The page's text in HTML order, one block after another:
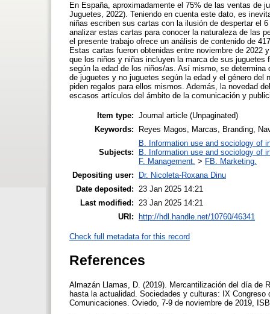
En España, aproximadamente el 75% de las ventas de
Juguetes, 2022). Teniendo en cuenta este dato, es
niñas escriben sus cartas con la ilusión de despertar el
analizar estas cartas para conocer la naturaleza de las
el presente trabajo ofrece un análisis de contenido de
Estas cartas fueron obtenidas entre noviembre de 2022
que los niños y niñas incluyen la marca de sus
según la edad de los niños/as. Así mismo, se
de juguetes y no juguetes según la edad y el género
piden regalos para ellos mismos. Además, la novedad
escasos artículos del ámbito de la comunicación y
Item type: Journal article (Unpaginated)
Keywords:
Reyes Magos, Marcas, Branding,
Subjects:
B. Information use and sociology of
B. Information use and sociology of
F. Management. > FB. Marketing.
Depositing user:
Dr. Nicoleta-Roxana Dinu
Date deposited:
23 Jan 2025 14:21
Last modified:
23 Jan 2025 14:21
URI:
http://hdl.handle.net/10760/46341
Check full metadata for this record
References
Almazán Llamas, D. (2019). Mercantilización del día de
hasta la actualidad. Sociedades y culturas: IX
Comunicaciones. Oviedo, 7-9 de noviembre de 2019,